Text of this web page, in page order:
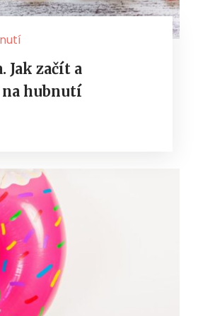
Jak začít a
hubnutí